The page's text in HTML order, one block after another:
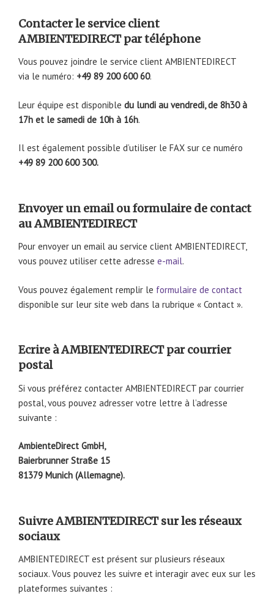
Contacter le service client
AMBIENTEDIRECT par téléphone
Vous pouvez joindre le service client AMBIENTEDIRECT
via le numéro: +49 89 200 600 60.
Leur équipe est disponible du lundi au vendredi, de 8h30 à
17h et le samedi de 10h à 16h.
Il est également possible d’utiliser le FAX sur ce numéro
+49 89 200 600 300.
Envoyer un email ou formulaire de contact
au AMBIENTEDIRECT
Pour envoyer un email au service client AMBIENTEDIRECT,
vous pouvez utiliser cette adresse e-mail.
Vous pouvez également remplir le formulaire de contact
disponible sur leur site web dans la rubrique « Contact ».
Ecrire à AMBIENTEDIRECT par courrier
postal
Si vous préférez contacter AMBIENTEDIRECT par courrier
postal, vous pouvez adresser votre lettre à l’adresse
suivante :
AmbienteDirect GmbH,
Baierbrunner Straße 15
81379 Munich (Allemagne).
Suivre AMBIENTEDIRECT sur les réseaux
sociaux
AMBIENTEDIRECT est présent sur plusieurs réseaux
sociaux. Vous pouvez les suivre et interagir avec eux sur les
plateformes suivantes :